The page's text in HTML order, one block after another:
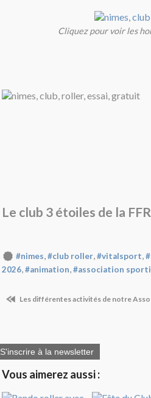
Cliquez pour voir les
Le club 3 étoiles de la
#nimes,#club roller,#vitalsport,
2026,#animation,#association
Les différentes activités de notre
S'inscrire à la newsletter
Vous aimerez aussi :